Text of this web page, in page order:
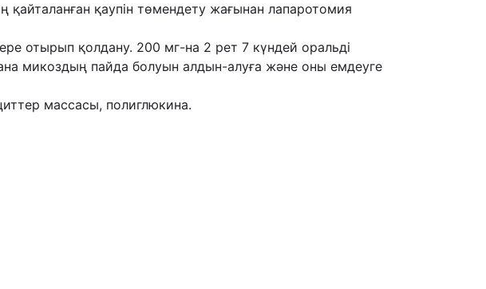
қайталанған қаупін төмендету жағынан лапаротомия
отырып қолдану. 200 мг-на 2 рет 7 күндей оральді
микоздың пайда болуын алдын-алуға және оны емдеуге
массасы, полиглюкина.